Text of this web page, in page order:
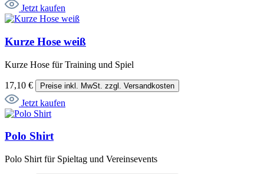
Jetzt kaufen
Kurze Hose weiß
Kurze Hose für Training und Spiel
17,10 € Preise inkl. MwSt. zzgl. Versandkosten
Jetzt kaufen
Polo Shirt
Polo Shirt für Spieltag und Vereinsevents